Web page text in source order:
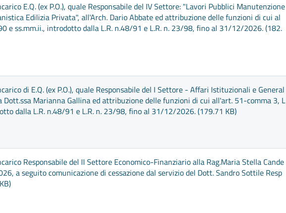
E.Q. (ex P.O.), quale Responsabile del IV Settore: "Lavori Pubblici Manutenzione
Edilizia Privata", all'Arch. Dario Abbate ed attribuzione delle funzioni di cui al
e ss.mm.ii., introdotto dalla L.R. n.48/91 e L.R. n. 23/98, fino al 31/12/2026. (182.
di E.Q. (ex P.O.), quale Responsabile del I Settore - Affari Istituzionali e General
Dott.ssa Marianna Gallina ed attribuzione delle funzioni di cui all'art. 51-comma 3, L
dalla L.R. n.48/91 e L.R. n. 23/98, fino al 31/12/2026. (179.71 KB)
Responsabile del II Settore Economico-Finanziario alla Rag.Maria Stella Cande
a seguito comunicazione di cessazione dal servizio del Dott. Sandro Sottile Resp